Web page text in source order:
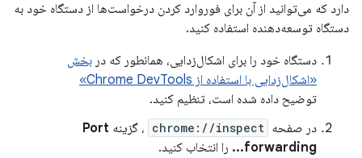
دارد که می‌توانید از آن برای فوروارد کردن درخواست‌ها از دستگاه خود به
دستگاه توسعه‌دهنده استفاده کنید.
دستگاه خود را برای اشکال‌زدایی، همانطور که در بخش
«اشکال‌زدایی با استفاده از Chrome DevTools»
توضیح داده شده است، تنظیم کنید.
در صفحه chrome://inspect ، گزینه Port
forwarding...
را انتخاب کنید.